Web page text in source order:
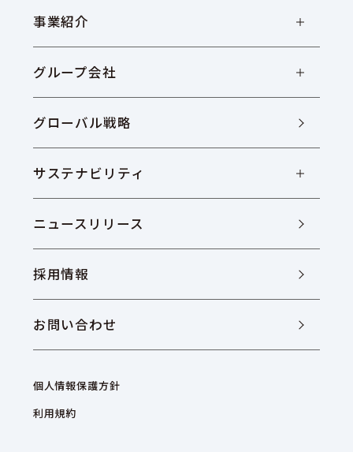
事業紹介
グループ会社
グローバル戦略
サステナビリティ
ニュースリリース
採用情報
お問い合わせ
個人情報保護方針
利用規約